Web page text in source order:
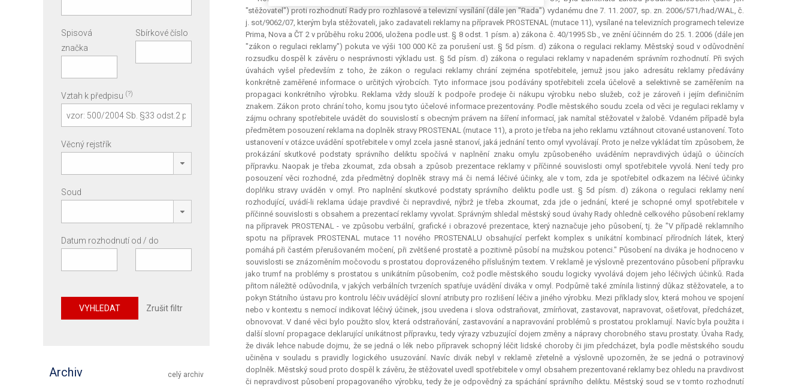
"stěžovatel") proti rozhodnutí Rady pro rozhlasové a televizní vysílání (dále jen "Rada") vydanému dne 7. 11. 2007, sp. zn. 2006/571/had/WAL, č.
j. sot/9062/07, kterým byla stěžovateli, jako zadavateli reklamy na přípravek PROSTENAL (mutace 11), vysílané na televizních programech televize
Prima, Nova a ČT 2 v průběhu roku 2006, uložena podle ust. § 8 odst. 1 písm. a) zákona č. 40/1995 Sb., ve znění účinném do 25. 1. 2006 (dále jen
"zákon o regulaci reklamy") pokuta ve výši 100 000 Kč za porušení ust. § 5d písm. d) zákona o regulaci reklamy. Městský soud v odůvodnění
rozsudku dospěl k závěru o nesprávnosti výkladu ust. § 5d písm. d) zákona o regulaci reklamy v napadeném správním rozhodnutí. Při svých
úvahách vyšel především z toho, že zákon o regulaci reklamy chrání zejména spotřebitele, jemuž jsou jako adresátu reklamy předávány
konkrétně zaměřené informace o určitých výrobcích. Tyto informace jsou podávány spotřebiteli zcela účelově a selektivně se zaměřením na
propagaci konkrétního výrobku. Reklama vždy slouží k podpoře prodeje či nákupu výrobku nebo služeb, což je zároveň i jejím definičním
znakem. Zákon proto chrání toho, komu jsou tyto účelové informace prezentovány. Podle městského soudu zcela od věci je regulaci reklamy v
zájmu ochrany spotřebitele uvádět do souvislostí s obecným právem na šíření informací, jak namítal stěžovatel v žalobě. Vdaném případě byla
předmětem posouzení reklama na doplněk stravy PROSTENAL (mutace 11), a proto je třeba na jeho reklamu vztáhnout citované ustanovení. Toto
ustanovení v otázce uvádění spotřebitele v omyl zcela jasně stanoví, jaká jednání tento omyl vyvolávají. Proto je nelze vykládat tím způsobem, že
prokázání skutkové podstaty správního deliktu spočívá v naplnění znaku omylu způsobeného uváděním nepravdivých údajů o účincích
přípravku. Naopak je třeba zkoumat, zda obsah a způsob prezentace reklamy v příčinné souvislosti omyl spotřebitele vyvolá. Není tedy pro
posouzení věci rozhodné, zda předmětný doplněk stravy má či nemá léčivé účinky, ale v tom, zda je spotřebitel odkazem na léčivé účinky
doplňku stravy uváděn v omyl. Pro naplnění skutkové podstaty správního deliktu podle ust. § 5d písm. d) zákona o regulaci reklamy není
rozhodující, uvádí-li reklama údaje pravdivé či nepravdivé, nýbrž je třeba zkoumat, zda jde o jednání, které je schopné omyl spotřebitele v
příčinné souvislosti s obsahem a prezentací reklamy vyvolat. Správným shledal městský soud úvahy Rady ohledně celkového působení reklamy
na přípravek PROSTENAL - ve způsobu verbální, grafické i obrazové prezentace, který naznačuje jeho působení, tj. že "V případě reklamního
spotu na přípravek PROSTENAL mutace 11 nového PROSTENALU obsahující perfekt komplex s unikátní kombinací přírodních látek, který
pomáhá při častém přerušovaném močení, při zvětšené prostatě a pozitivně působí na mužskou potenci." Působení na diváka je hodnoceno v
souvislosti se znázorněním močovodu s prostatou doprovázeného příslušným textem. V reklamě je výslovně prezentováno působení přípravku
jako trumf na problémy s prostatou s unikátním působením, což podle městského soudu logicky vyvolává dojem jeho léčivých účinků. Rada
přitom náležitě odůvodnila, v jakých verbálních tvrzeních spatřuje uvádění diváka v omyl. Podpůrně také zmínila listinný důkaz stěžovatele, a to
pokyn Státního ústavu pro kontrolu léčiv uvádějící slovní atributy pro rozlišení léčiv a jiného výrobku. Mezi příklady slov, která mohou ve spojení
nebo v kontextu s nemocí indikovat léčivý účinek, jsou uvedena i slova odstraňovat, zmírňovat, zastavovat, napravovat, ošetřovat, předcházet,
obnovovat. V dané věci bylo použito slov, která odstraňování, zastavování a napravování problémů s prostatou proklamují. Navíc byla použita i
další slovní propagace deklarující unikátnost přípravku, tedy výrazy vzbuzující dojem změny a nápravy chorobného stavu prostaty. Úvaha Rady,
že divák lehce nabude dojmu, že se jedná o lék nebo přípravek schopný léčit lidské choroby či jim předcházet, byla podle městského soudu
učiněna v souladu s pravidly logického usuzování. Navíc divák nebyl v reklamě zřetelně a výslovně upozorněn, že se jedná o potravinový
doplněk. Městský soud proto dospěl k závěru, že stěžovatel uvedl spotřebitele v omyl obsahem prezentované reklamy bez ohledu na pravdivost
či nepravdivost působení propagovaného výrobku, tedy že je odpovědný za spáchání správního deliktu. Městský soud se v tomto rozhodnutí
Spisová
značka
Sbírkové číslo
Vztah k předpisu (?)
Věcný rejstřík
Soud
Datum rozhodnutí od / do
VYHLEDAT Zrušit filtr
celý archiv
Archiv